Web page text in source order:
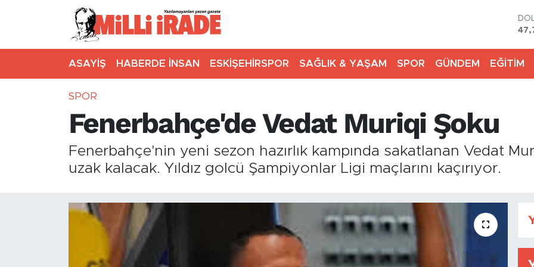
ASAYİŞ HABERDE İNSAN ESKİŞEHİRSPOR SAĞLIK & YAŞAM SPOR GÜNDEM EĞİTİM
SPOR
Fenerbahçe'de Vedat Muriqi Şoku
Fenerbahçe'nin yeni sezon hazırlık kampında sakatlanan Vedat
uzak kalacak. Yıldız golcü Şampiyonlar Ligi maçlarını kaçırıyor.